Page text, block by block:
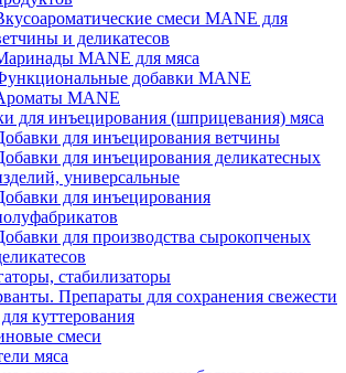
смеси MANE для
и деликатесов
MANE для мяса
добавки MANE
MANE
для инъецирования (шприцевания) мяса
для инъецирования ветчины
для инъецирования деликатесных
универсальные
для инъецирования
для производства сырокопченых
стабилизаторы
Препараты для сохранения свежести
куттерования
смеси
мяса